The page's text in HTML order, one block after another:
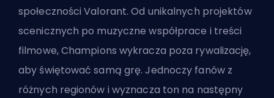
społeczności Valorant. Od unikalnych projektów
scenicznych po muzyczne współprace i treści
filmowe, Champions wykracza poza rywalizację,
aby świętować samą grę. Jednoczy fanów z
różnych regionów i wyznacza ton na następny